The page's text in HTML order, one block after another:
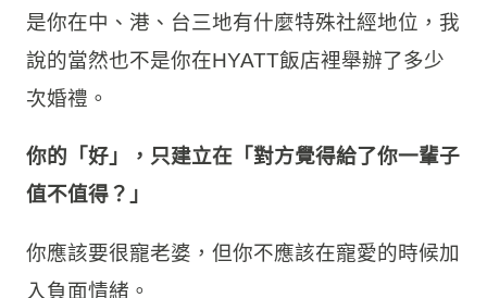
是你在中、港、台三地有什麼特殊社經地位，我
說的當然也不是你在HYATT飯店裡舉辦了多少
次婚禮。
你的「好」，只建立在「對方覺得給了你一輩子
值不值得？」
你應該要很寵老婆，但你不應該在寵愛的時候加
入負面情緒。